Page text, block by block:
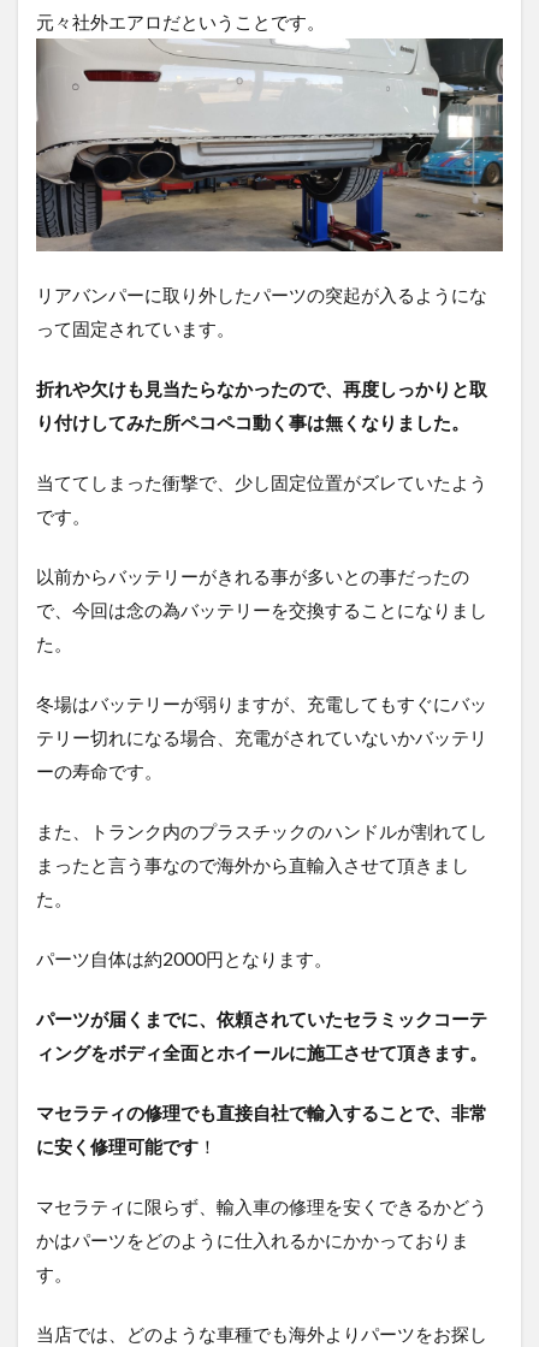
元々社外エアロだということです。
リアバンパーに取り外したパーツの突起が入るようにな
って固定されています。
折れや欠けも見当たらなかったので、再度しっかりと取
り付けしてみた所ペコペコ動く事は無くなりました。
当ててしまった衝撃で、少し固定位置がズレていたよう
です。
以前からバッテリーがきれる事が多いとの事だったの
で、今回は念の為バッテリーを交換することになりまし
た。
冬場はバッテリーが弱りますが、充電してもすぐにバッ
テリー切れになる場合、充電がされていないかバッテリ
ーの寿命です。
また、トランク内のプラスチックのハンドルが割れてし
まったと言う事なので海外から直輸入させて頂きまし
た。
パーツ自体は約2000円となります。
パーツが届くまでに、依頼されていたセラミックコーテ
ィングをボディ全面とホイールに施工させて頂きます。
マセラティの修理でも直接自社で輸入することで、非常
に安く修理可能です ！
マセラティに限らず、輸入車の修理を安くできるかどう
かはパーツをどのように仕入れるかにかかっておりま
す。
当店では、どのような車種でも海外よりパーツをお探し